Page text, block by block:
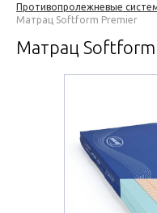
Противопролежневые
Матрац Softform Premier
Матрац